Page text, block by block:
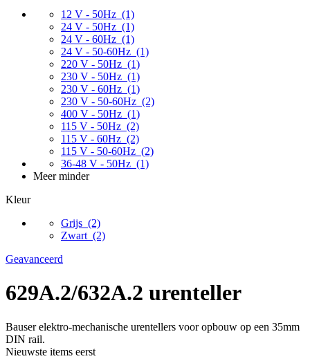
12 V - 50Hz (1)
24 V - 50Hz (1)
24 V - 60Hz (1)
24 V - 50-60Hz (1)
220 V - 50Hz (1)
230 V - 50Hz (1)
230 V - 60Hz (1)
230 V - 50-60Hz (2)
400 V - 50Hz (1)
115 V - 50Hz (2)
115 V - 60Hz (2)
115 V - 50-60Hz (2)
36-48 V - 50Hz (1)
Meer minder
Kleur
Grijs (2)
Zwart (2)
Geavanceerd
629A.2/632A.2 urenteller
Bauser elektro-mechanische urentellers voor opbouw op een 35mm
DIN rail.
Nieuwste items eerst